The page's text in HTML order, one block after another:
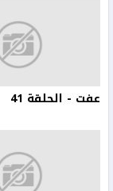
عفت - الحلقة 41